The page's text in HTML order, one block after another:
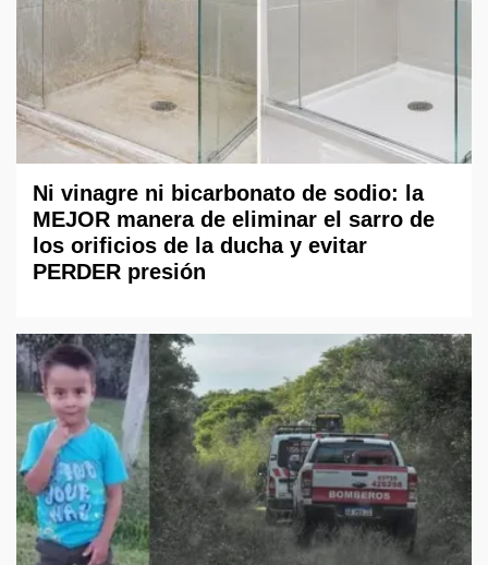
Ni vinagre ni bicarbonato de sodio: la
MEJOR manera de eliminar el sarro de
los orificios de la ducha y evitar
PERDER presión